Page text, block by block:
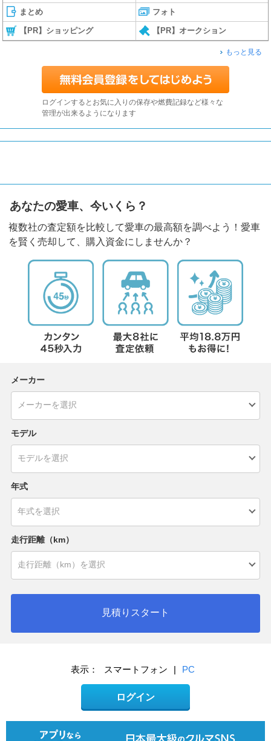
まとめ フォト
【PR】ショッピング 【PR】オークション
もっと見る
ログインするとお気に入りの保存や燃費記録など様々な
管理が出来るようになります
あなたの愛車、今いくら？
複数社の査定額を比較して愛車の最高額を調べよう！愛車
を賢く売却して、購入資金にしませんか？
メーカー
モデル
年式
走行距離（km）
見積りスタート
表示： スマートフォン | PC
ログイン